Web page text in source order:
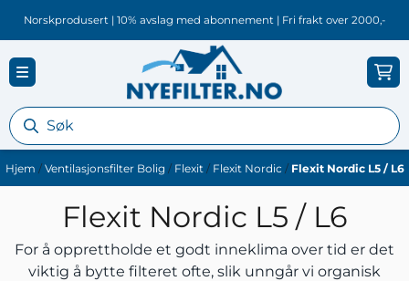
Hopp til innhold
Norskprodusert | 10% avslag med abonnement | Fri frakt over 2000,-
Hjem / Ventilasjonsfilter Bolig / Flexit / Flexit Nordic / Flexit Nordic L5 / L6
Flexit Nordic L5 / L6
For å opprettholde et godt inneklima over tid er det
viktig å bytte filteret ofte, slik unngår vi organisk